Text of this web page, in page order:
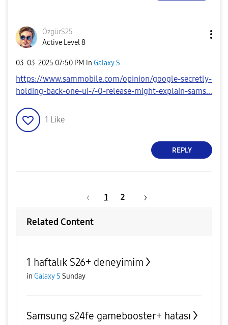
ÖzgürS25
Active Level 8
‎03-03-2025 07:50 PM in Galaxy S
https://www.sammobile.com/opinion/google-secretly-
holding-back-one-ui-7-0-release-might-explain-sams...
1 Like
REPLY
1 2
Related Content
1 haftalık S26+ deneyimim
in Galaxy S Sunday
Samsung s24fe gamebooster+ hatası